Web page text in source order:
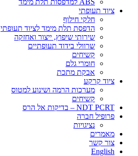
ABS למדפסות תלת מימד
ציוד תעופתי
חלקי חילוף
הדפסת תלת מימד לציוד תעופתי
שירותי שיפוץ, ייצור ואחזקה
שרוולי בידוד תעופתיים
קשיחים
חומרי גלם
אבקת מתכת
ציוד קרקע
מערכות הרמה ושינוע למטוס
קשיחים
NDT PCRT – בדיקות אל הרס
פרופיל חברה
​​​נציגויות
מאמרים
צור קשר
English